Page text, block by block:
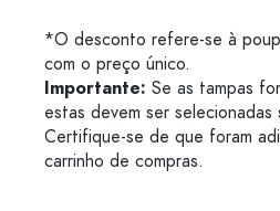
*O desconto refere-se à
com o preço único.
Importante: Se as tampas
estas devem ser selecionadas
Certifique-se de que foram
carrinho de compras.